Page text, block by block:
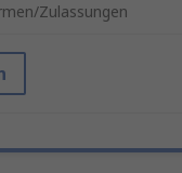
Zulassungen